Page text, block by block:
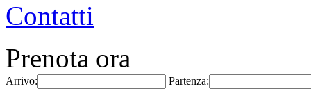
Contatti
Prenota ora
Arrivo: Partenza: